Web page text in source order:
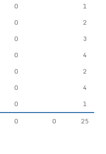
0
1
0
2
0
3
0
4
0
2
0
4
0
1
0 0 25